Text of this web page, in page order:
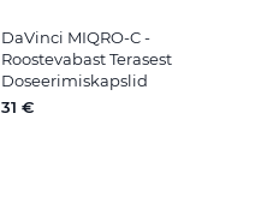
DaVinci MIQRO-C -
Roostevabast Terasest
Doseerimiskapslid
31 €